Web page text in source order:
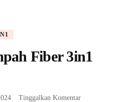
Fiber 3in1
Tinggalkan Komentarpada